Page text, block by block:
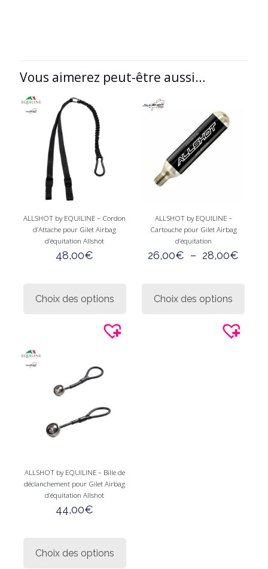
Vous aimerez peut-être aussi…
ALLSHOT by EQUILINE – Cordon
d’Attache pour Gilet Airbag
d’équitation Allshot
48,00€
Choix des options
ALLSHOT by EQUILINE –
Cartouche pour Gilet Airbag
d’équitation
26,00€ – 28,00€
Choix des options
ALLSHOT by EQUILINE – Bille de
déclanchement pour Gilet Airbag
d’équitation Allshot
44,00€
Choix des options